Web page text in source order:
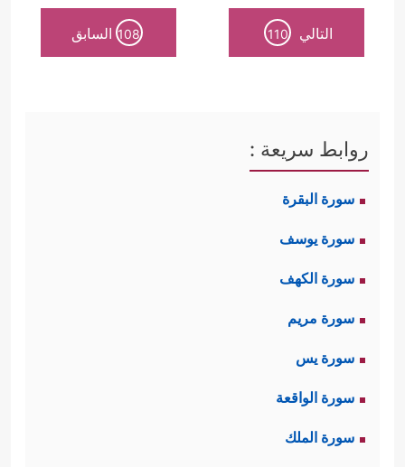
التالي 110
108 السابق
روابط سريعة :
سورة البقرة
سورة يوسف
سورة الكهف
سورة مريم
سورة يس
سورة الواقعة
سورة الملك